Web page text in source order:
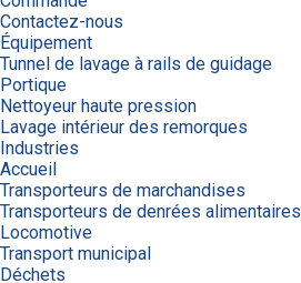
Contactez-nous
Équipement
Tunnel de lavage à rails de guidage
Portique
Nettoyeur haute pression
Lavage intérieur des remorques
Industries
Accueil
Transporteurs de marchandises
Transporteurs de denrées alimentaires
Locomotive
Transport municipal
Déchets